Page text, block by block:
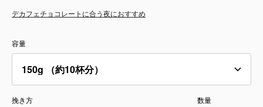
お知らせ
よくある質問
店舗情報
デカフェチョコレートに合う夜におすすめ
容量
挽き方 数量